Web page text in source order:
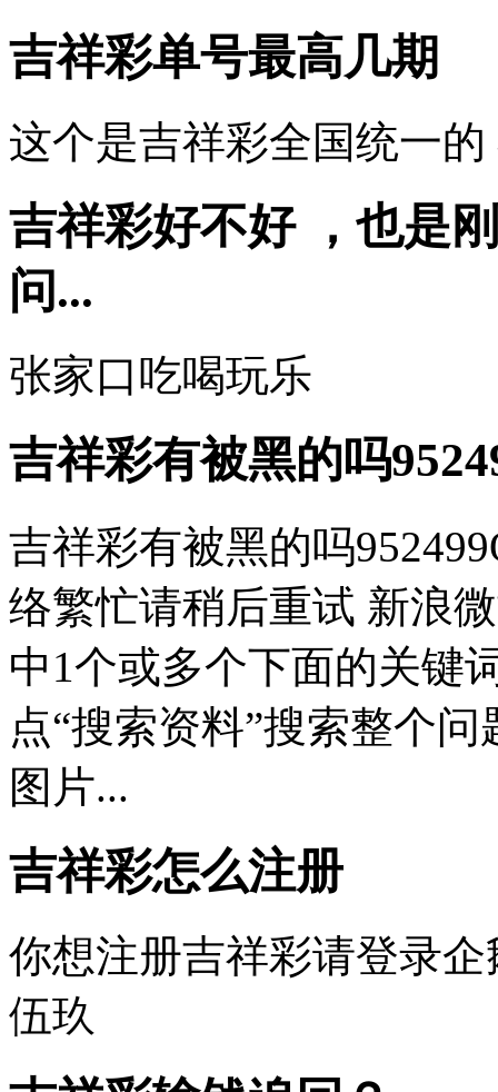
吉祥彩单号最高几期
这个是吉祥彩全国统一
吉祥彩好不好 ，也是
问...
张家口吃喝玩乐
吉祥彩有被黑的吗
吉祥彩有被黑的吗
络繁忙请稍后重试 新浪
中1个或多个下面的关键
点“搜索资料”搜索整个
图片...
吉祥彩怎么注册
你想注册吉祥彩请登录
伍玖